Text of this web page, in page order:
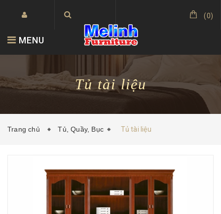
(0)
MENU
Tủ tài liệu
Trang chủ Tủ, Quầy, Bục Tủ tài liệu